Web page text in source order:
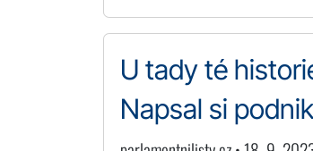
U tady té
Napsal si